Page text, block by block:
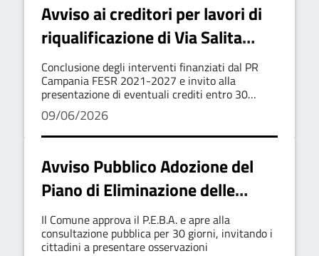
Avviso ai creditori per lavori di
riqualificazione di Via Salita
Ospedale
Conclusione degli interventi finanziati dal PR
Campania FESR 2021-2027 e invito alla
presentazione di eventuali crediti entro 30
giorni.
09/06/2026
Avviso Pubblico Adozione del
Piano di Eliminazione delle
Barriere Architettoniche PEBA
Il Comune approva il P.E.B.A. e apre alla
consultazione pubblica per 30 giorni, invitando i
cittadini a presentare osservazioni